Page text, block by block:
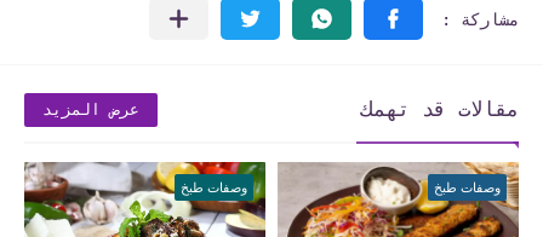
مقالات قد تهمك عرض المزيد
وصفات طبخ وصفات طبخ